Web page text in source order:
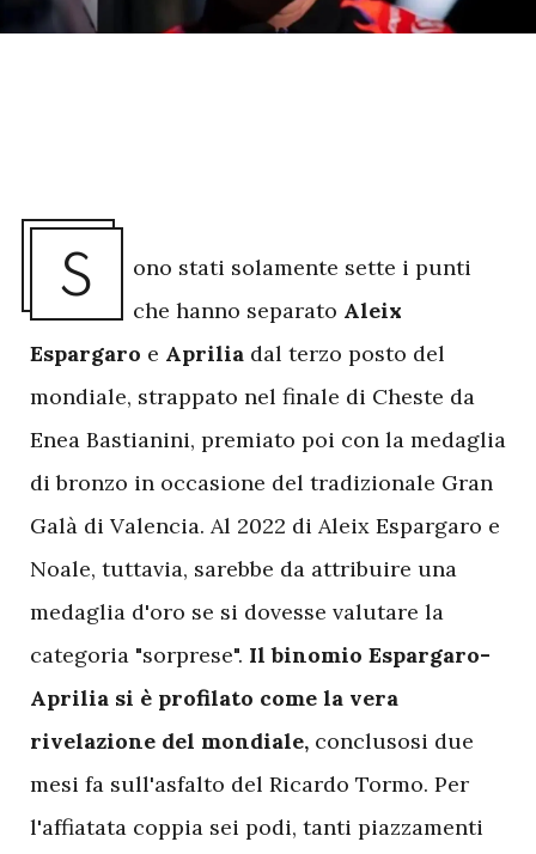
S
ono stati solamente sette i punti
che hanno separato Aleix
Espargaro e Aprilia dal terzo posto del
mondiale, strappato nel finale di Cheste da
Enea Bastianini, premiato poi con la medaglia
di bronzo in occasione del tradizionale Gran
Galà di Valencia. Al 2022 di Aleix Espargaro e
Noale, tuttavia, sarebbe da attribuire una
medaglia d'oro se si dovesse valutare la
categoria "sorprese". Il binomio Espargaro-
Aprilia si è profilato come la vera
rivelazione del mondiale, conclusosi due
mesi fa sull'asfalto del Ricardo Tormo. Per
l'affiatata coppia sei podi, tanti piazzamenti